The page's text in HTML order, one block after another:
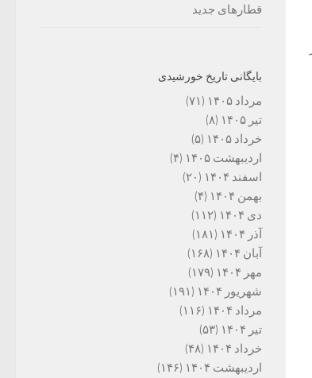
قطارهای جدید
بایگانی تاریخ خورشیدی
مرداد ۱۴۰۵
(۷۱)
تیر ۱۴۰۵
(۸)
خرداد ۱۴۰۵
(۵)
اردیبهشت ۱۴۰۵
(۴)
اسفند ۱۴۰۴
(۲۰)
بهمن ۱۴۰۴
(۴)
دی ۱۴۰۴
(۱۱۲)
آذر ۱۴۰۴
(۱۸۱)
آبان ۱۴۰۴
(۱۶۸)
مهر ۱۴۰۴
(۱۷۹)
شهریور ۱۴۰۴
(۱۹۱)
مرداد ۱۴۰۴
(۱۱۶)
تیر ۱۴۰۴
(۵۳)
خرداد ۱۴۰۴
(۴۸)
اردیبهشت ۱۴۰۴
(۱۴۶)